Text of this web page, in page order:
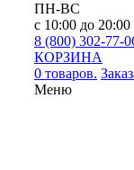
ПН-ВС
с 10:00 до 20:00
8 (800) 302-77-
КОРЗИНА
0 товаров.
Меню